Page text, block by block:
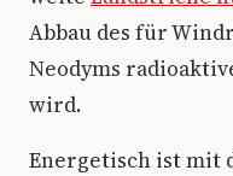
Abbau des für
Neodyms
wird.
Energetisch ist mit